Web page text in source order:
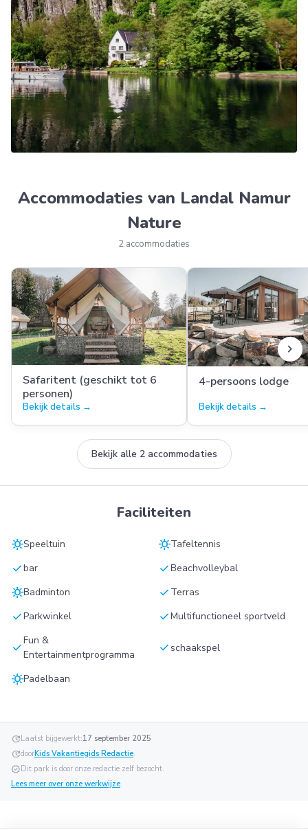
Accommodaties van Landal Namur
Nature
2 accommodaties
Safaritent (geschikt tot 6
personen)
Bekijk details →
4-persoons lodge
Bekijk details →
chevron_right
Bekijk alle 2 accommodaties
Faciliteiten
sunnySpeeltuin sunnyTafeltennis
checkbar checkBeachvolleybal
sunnyBadminton check Terras
checkParkwinkel checkMultifunctioneel sportveld
checkFun &
Entertainmentprogramma
check schaakspel
sunnyPadelbaan
updateLaatst bijgewerkt:17 september 2025
updatedoorKids Vakantiegids Redactie.
verifiedDit park is door onze redactie zelf bezocht.
Lees meer over onze werkwijze.